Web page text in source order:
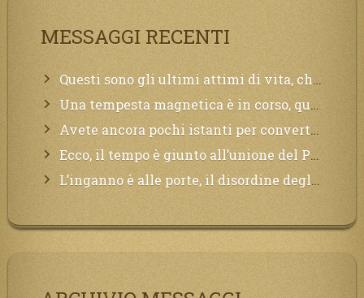
MESSAGGI RECENTI
Questi sono gli ultimi attimi di vita, chi si vuole salvare Mi chiami in suo aiuto.
Una tempesta magnetica è in corso, questa generazione patirà. Il black out non tarderà ad arrivare e tutta la Terra sarà oscurata.
Avete ancora pochi istanti per convertirvi, non perdete tempo, la sciagura arriverà all’improvviso e per chi non si sarà preparato saranno dolori.
Ecco, il tempo è giunto all’unione del Padre con il figlio, non avete che da attendere pochissimo.
L’inganno è alle porte, il disordine degli ordinati urlerà perdono, ma sarà troppo tardi, il tradimento è stato grande!